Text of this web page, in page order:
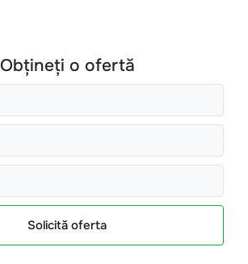
Obțineți o ofertă
Solicită oferta